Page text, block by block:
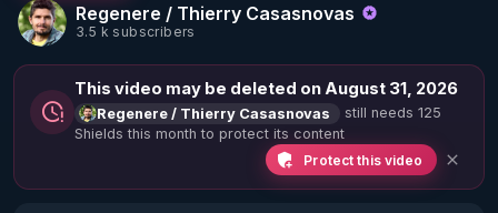
Regenere / Thierry Casasnovas
3.5 k subscribers
This video may be deleted on August 31, 2026
Regenere / Thierry Casasnovas
still needs 125
Shields this month to protect its content
Protect this video